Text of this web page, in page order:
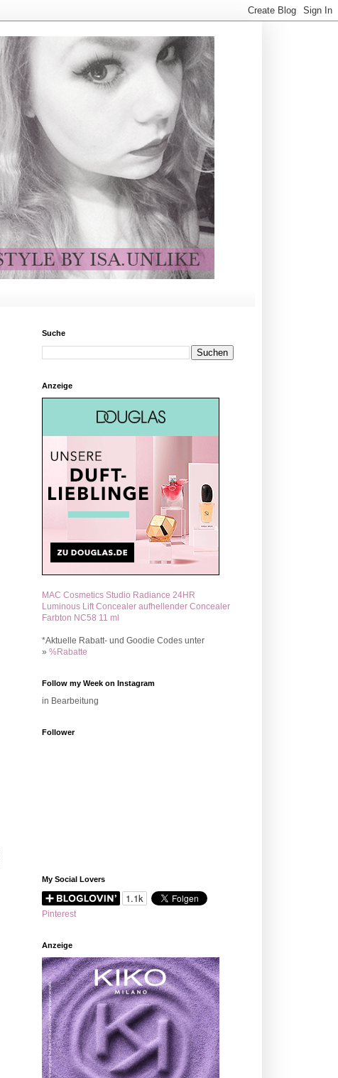
Suche
Anzeige
MAC Cosmetics Studio Radiance 24HR
Luminous Lift Concealer aufhellender Concealer
Farbton NC58 11 ml
*Aktuelle Rabatt- und Goodie Codes unter
» %Rabatte
Follow my Week on Instagram
in Bearbeitung
Follower
My Social Lovers
Pinterest
Anzeige